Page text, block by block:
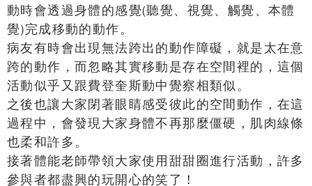
動時會透過身體的感覺(聽覺、視覺、觸覺、本體
覺)完成移動的動作。
病友有時會出現無法跨出的動作障礙，就是太在意
跨的動作，而忽略其實移動是存在空間裡的，這個
活動似乎又跟費登奎斯動中覺察相類似。
之後也讓大家閉著眼睛感受彼此的空間動作，在這
過程中，會發現大家身體不再那麼僵硬，肌肉線條
也柔和許多。
接著體能老師帶領大家使用甜甜圈進行活動，許多
參與者都盡興的玩開心的笑了！